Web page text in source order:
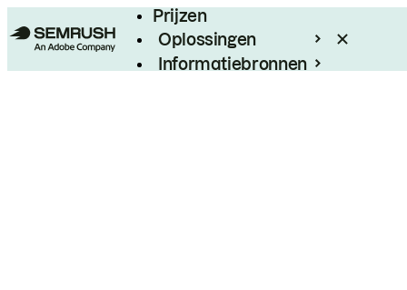
Prijzen
Oplossingen
Informatiebronnen